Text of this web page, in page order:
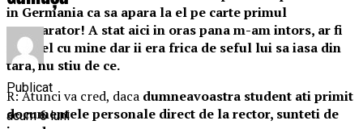
in Germania ca sa apara la el pe carte primul
cumparator! A stat aici in oras pana m-am intors, ar fi
mers el cu mine dar ii era frica de seful lui sa iasa din
tara, nu stiu de ce.
R: Atunci va cred, daca dumneavoastra student ati primit
documentele personale direct de la rector, sunteti de
Publicat
acum 6 luni